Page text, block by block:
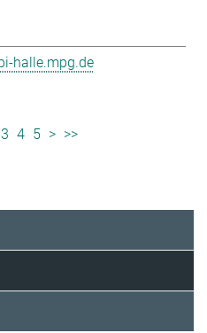
halle.mpg.de
3 4 5 > >>